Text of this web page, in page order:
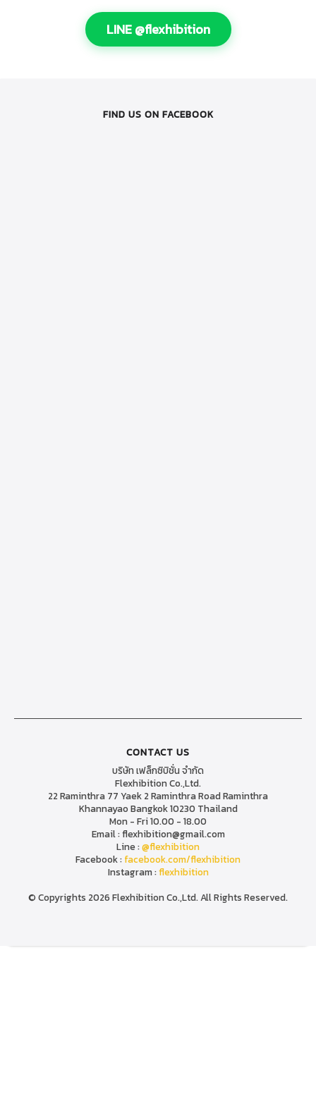
LINE @flexhibition
FIND US ON FACEBOOK
CONTACT US
บริษัท เฟล็กซิบิชั่น จำกัด
Flexhibition Co.,Ltd.
22 Raminthra 77 Yaek 2 Raminthra Road Raminthra
Khannayao Bangkok 10230 Thailand
Mon - Fri 10.00 - 18.00
Email : flexhibition@gmail.com
Line :@flexhibition
Facebook : facebook.com/flexhibition
Instagram :flexhibition
© Copyrights 2026 Flexhibition Co.,Ltd. All Rights Reserved.